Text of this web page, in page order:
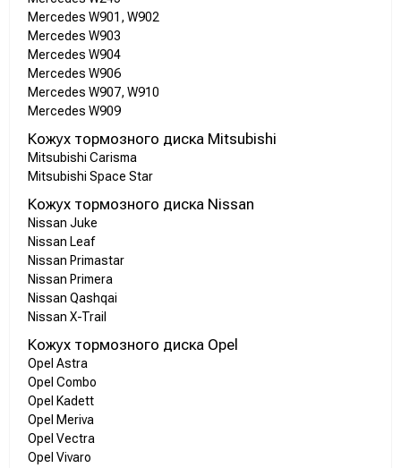
Mercedes W901, W902
Mercedes W903
Mercedes W904
Mercedes W906
Mercedes W907, W910
Mercedes W909
Кожух тормозного диска Mitsubishi
Mitsubishi Carisma
Mitsubishi Space Star
Кожух тормозного диска Nissan
Nissan Juke
Nissan Leaf
Nissan Primastar
Nissan Primera
Nissan Qashqai
Nissan X-Trail
Кожух тормозного диска Opel
Opel Astra
Opel Combo
Opel Kadett
Opel Meriva
Opel Vectra
Opel Vivaro